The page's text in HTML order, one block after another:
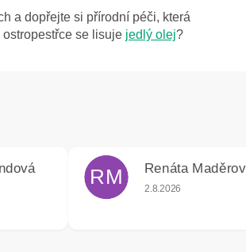
a dopřejte si přírodní péči, která
se lisuje jedlý olej?
je 5 z 5 hvězdiček.
RM Renáta
Hodnocení obchodu
2.8.2026